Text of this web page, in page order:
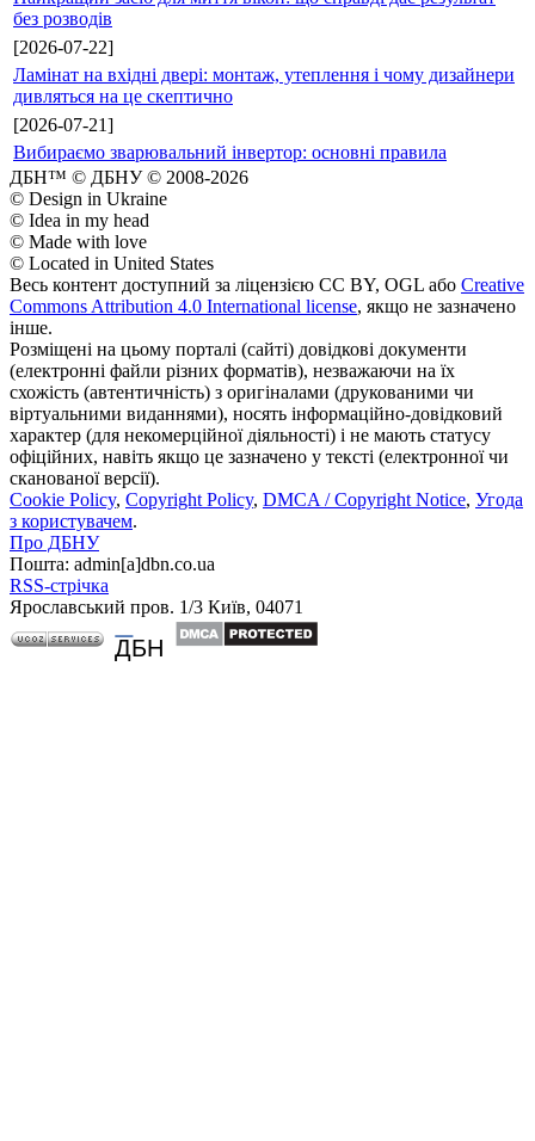
без розводів
[2026-07-22]
Ламінат на вхідні двері: монтаж, утеплення і чому дизайнери
дивляться на це скептично
[2026-07-21]
Вибираємо зварювальний інвертор: основні правила
ДБН™ © ДБНУ © 2008-2026
© Design in Ukraine
© Idea in my head
© Made with love
© Located in United States
Весь контент доступний за ліцензією CC BY, OGL або Creative
Commons Attribution 4.0 International license, якщо не зазначено
інше.
Розміщені на цьому порталі (сайті) довідкові документи
(електронні файли різних форматів), незважаючи на їх
схожість (автентичність) з оригіналами (друкованими чи
віртуальними виданнями), носять інформаційно-довідковий
характер (для некомерційної діяльності) і не мають статусу
офіційних, навіть якщо це зазначено у тексті (електронної чи
сканованої версії).
Cookie Policy, Copyright Policy, DMCA / Copyright Notice, Угода
з користувачем.
Про ДБНУ
Пошта: admin[а]dbn.co.ua
RSS-стрічка
Ярославський пров. 1/3 Київ, 04071